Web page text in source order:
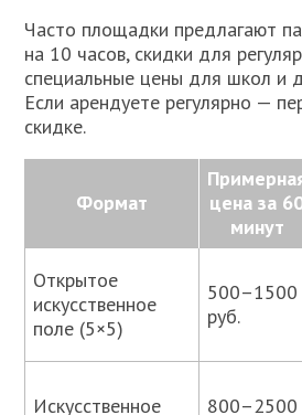
Часто площадки предлагают
на 10 часов, скидки для
специальные цены для школ и
Если арендуете регулярно —
скидке.
Формат
цена за
минут
Открытое
искусственное
поле (5×5)
500–1500
руб.
Искусственное
800–2500